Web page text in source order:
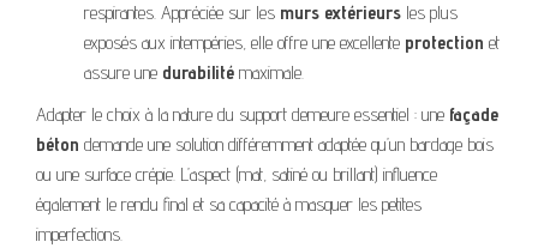
respirantes. Appréciée sur les murs extérieurs les plus
exposés aux intempéries, elle offre une excellente protection et
assure une durabilité maximale.
Adapter le choix à la nature du support demeure essentiel : une façade
béton demande une solution différemment adaptée qu’un bardage bois
ou une surface crépie. L’aspect (mat, satiné ou brillant) influence
également le rendu final et sa capacité à masquer les petites
imperfections.